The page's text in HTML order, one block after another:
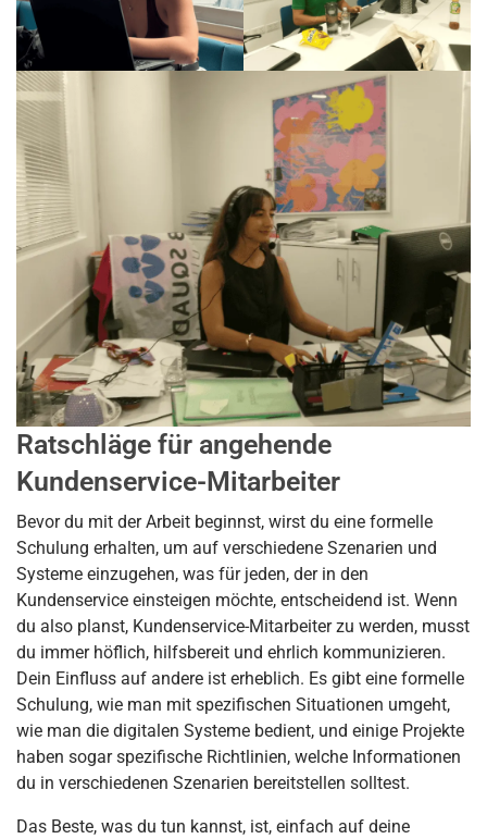
Ratschläge für angehende
Kundenservice-Mitarbeiter
Bevor du mit der Arbeit beginnst, wirst du eine formelle
Schulung erhalten, um auf verschiedene Szenarien und
Systeme einzugehen, was für jeden, der in den
Kundenservice einsteigen möchte, entscheidend ist. Wenn
du also planst, Kundenservice-Mitarbeiter zu werden, musst
du immer höflich, hilfsbereit und ehrlich kommunizieren.
Dein Einfluss auf andere ist erheblich. Es gibt eine formelle
Schulung, wie man mit spezifischen Situationen umgeht,
wie man die digitalen Systeme bedient, und einige Projekte
haben sogar spezifische Richtlinien, welche Informationen
du in verschiedenen Szenarien bereitstellen solltest.
Das Beste, was du tun kannst, ist, einfach auf deine